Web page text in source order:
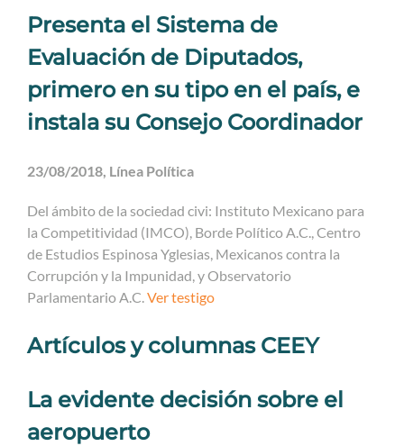
Presenta el Sistema de
Evaluación de Diputados,
primero en su tipo en el país, e
instala su Consejo Coordinador
23/08/2018, Línea Política
Del ámbito de la sociedad civi: Instituto Mexicano para
la Competitividad (IMCO), Borde Político A.C., Centro
de Estudios Espinosa Yglesias, Mexicanos contra la
Corrupción y la Impunidad, y Observatorio
Parlamentario A.C.Ver testigo
Artículos y columnas CEEY
La evidente decisión sobre el
aeropuerto